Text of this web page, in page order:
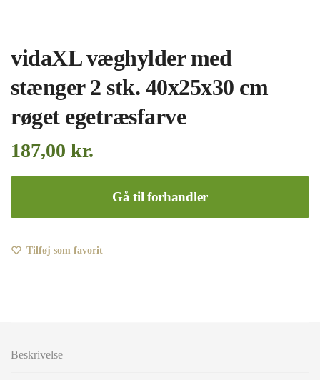
vidaXL væghylder med
stænger 2 stk. 40x25x30 cm
røget egetræsfarve
187,00 kr.
Gå til forhandler
Tilføj som favorit
Beskrivelse